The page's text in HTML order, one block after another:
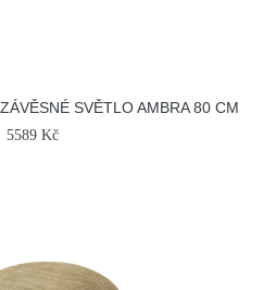
SVĚTLO AMBRA 80 CM
5589 Kč